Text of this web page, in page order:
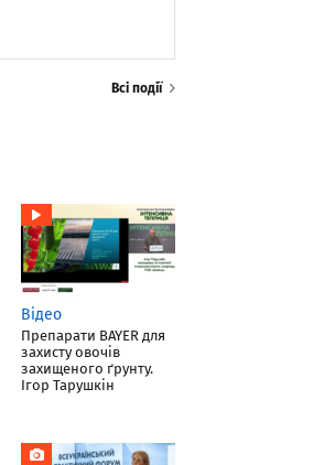
Всі події
Відео
Препарати BAYER для
захисту овочів
захищеного ґрунту.
Ігор Тарушкін